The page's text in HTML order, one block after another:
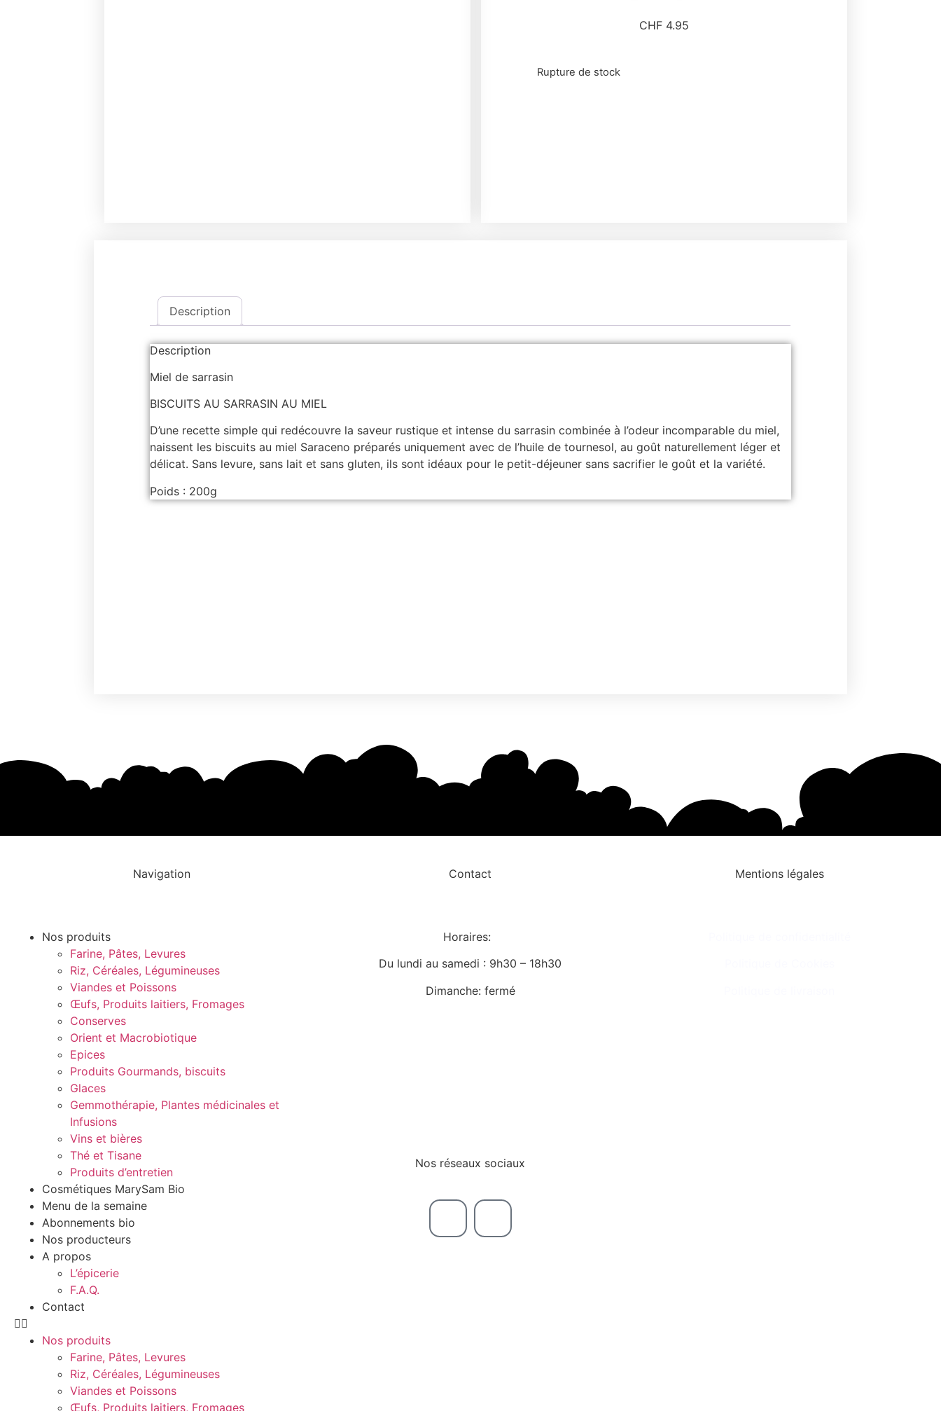
CHF4.95
Rupture de stock
Description
Description
Miel de sarrasin
BISCUITS AU SARRASIN AU MIEL
D’une recette simple qui redécouvre la saveur rustique et intense du sarrasin combinée à l’odeur incomparable du miel,
naissent les biscuits au miel Saraceno préparés uniquement avec de l’huile de tournesol, au goût naturellement léger et
délicat. Sans levure, sans lait et sans gluten, ils sont idéaux pour le petit-déjeuner sans sacrifier le goût et la variété.
Poids : 200g
Navigation
Nos produits
Farine, Pâtes, Levures
Riz, Céréales, Légumineuses
Viandes et Poissons
Œufs, Produits laitiers, Fromages
Conserves
Orient et Macrobiotique
Epices
Produits Gourmands, biscuits
Glaces
Gemmothérapie, Plantes médicinales et
Infusions
Vins et bières
Thé et Tisane
Produits d’entretien
Cosmétiques MarySam Bio
Menu de la semaine
Abonnements bio
Nos producteurs
A propos
L’épicerie
F.A.Q.
Contact
Nos produits
Farine, Pâtes, Levures
Riz, Céréales, Légumineuses
Viandes et Poissons
Œufs, Produits laitiers, Fromages
Contact
Horaires:
Du lundi au samedi : 9h30 – 18h30
Dimanche: fermé
Nos réseaux sociaux
Mentions légales